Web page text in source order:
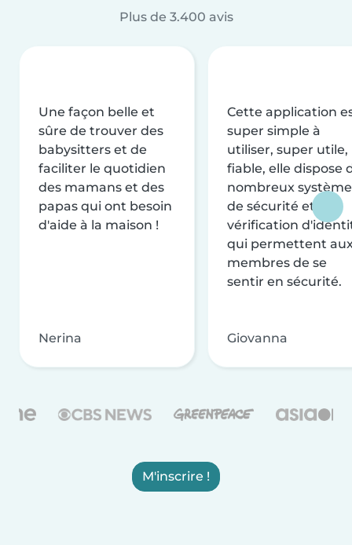
Plus de 3.400 avis
Une façon belle et
sûre de trouver des
babysitters et de
faciliter le quotidien
des mamans et des
papas qui ont besoin
d'aide à la maison !
Nerina
Cette application
super simple à
utiliser, super utile,
fiable, elle dispose
nombreux
de sécurité et de
vérification
qui permettent
membres de se
sentir en sécurité.
Giovanna
M'inscrire !